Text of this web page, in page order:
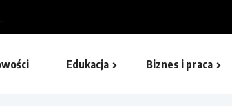
Edukacja Biznes i praca